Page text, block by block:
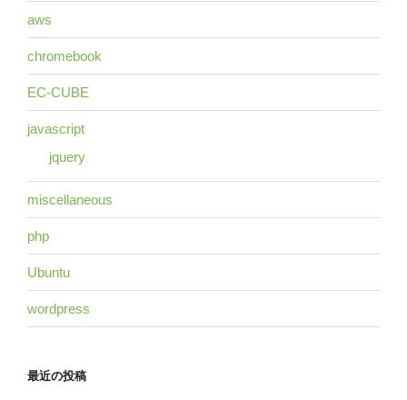
aws
chromebook
EC-CUBE
javascript
jquery
miscellaneous
php
Ubuntu
wordpress
最近の投稿